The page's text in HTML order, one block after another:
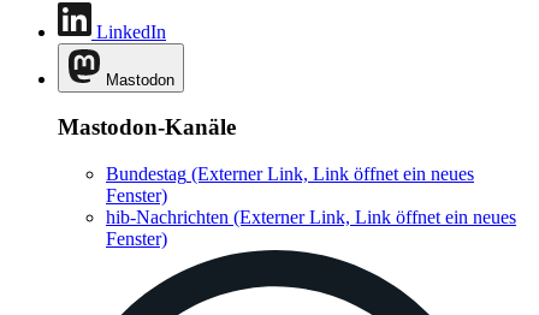
LinkedIn
Mastodon
Mastodon-Kanäle
Bundestag (Externer Link, Link öffnet ein neues
Fenster)
hib-Nachrichten (Externer Link, Link öffnet ein neues
Fenster)